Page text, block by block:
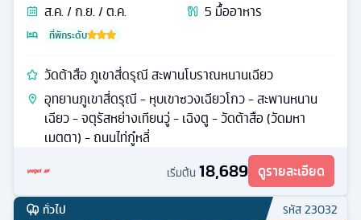
ส.ค. / ก.ย. / ต.ค.
5 มื้ออาหาร
ที่พักระดับ
วัดต้าสือ ภูเขาสี่ดรุณี สะพานโบราณหนานเฉียว
อุทยานภูเขาสี่ดรุณี - หุบเขาซวงเฉียวโกว - สะพานหนาน
เฉียว - จตุรัสหย่างเทียนวู่ - เฉิงตู - วัดต้าสือ (วัดมหา
เมตตา) - ถนนไท่กู๋หลี่
เริ่มต้น 18,689 ดูรายละเอียด
ทั่วไป รหัส23032